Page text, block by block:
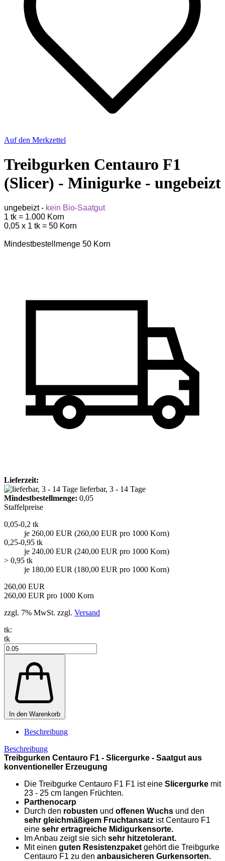
Auf den Merkzettel
Treibgurken Centauro F1
(Slicer) - Minigurke - ungebeizt
ungebeizt - kein Bio-Saatgut
1 tk = 1.000 Korn
0,05 x 1 tk = 50 Korn
Mindestbestellmenge 50 Korn
Lieferzeit:
lieferbar, 3 - 14 Tage
Mindest­bestellmenge: 0,05
Staffelpreise
0,05-0,2 tk
je 260,00 EUR (260,00 EUR pro 1000 Korn)
0,25-0,95 tk
je 240,00 EUR (240,00 EUR pro 1000 Korn)
> 0,95 tk
je 180,00 EUR (180,00 EUR pro 1000 Korn)
260,00 EUR
260,00 EUR pro 1000 Korn
zzgl. 7% MwSt. zzgl. Versand
tk:
tk
In den Warenkorb
Beschreibung
Beschreibung
Treibgurken Centauro F1 - Slicergurke - Saatgut aus
konventioneller Erzeugung
Die Treibgurke Centauro F1 F1 ist eine Slicergurke mit
23 - 25 cm langen Früchten.
Parthenocarp
Durch den robusten und offenen Wuchs und den
sehr gleichmäßigem Fruchtansatz ist Centauro F1
eine sehr ertragreiche Midigurkensorte.
Im Anbau zeigt sie sich sehr hitzetolerant.
Mit einen guten Resistenzpaket gehört die Treibgurke
Centauro F1 zu den anbausicheren Gurkensorten.